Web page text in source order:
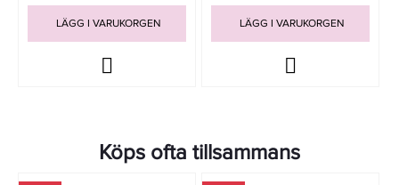
LÄGG I VARUKORGEN LÄGG I VARUKORGEN
Köps ofta tillsammans